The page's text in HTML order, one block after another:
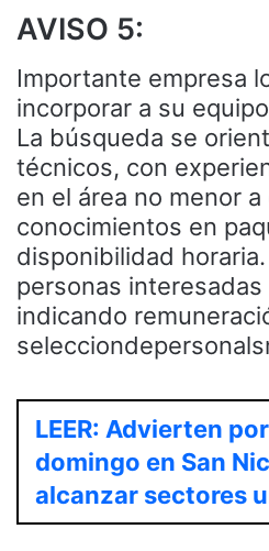
AVISO 5:
Importante empresa
incorporar a su
La búsqueda se
técnicos, con
en el área no menor
conocimientos en
disponibilidad
personas interesadas
indicando
LEER: Advierten
domingo en San
alcanzar sectores